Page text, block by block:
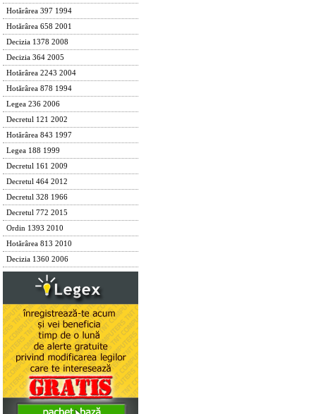
Hotărârea 397 1994
Hotărârea 658 2001
Decizia 1378 2008
Decizia 364 2005
Hotărârea 2243 2004
Hotărârea 878 1994
Legea 236 2006
Decretul 121 2002
Hotărârea 843 1997
Legea 188 1999
Decretul 161 2009
Decretul 464 2012
Decretul 328 1966
Decretul 772 2015
Ordin 1393 2010
Hotărârea 813 2010
Decizia 1360 2006